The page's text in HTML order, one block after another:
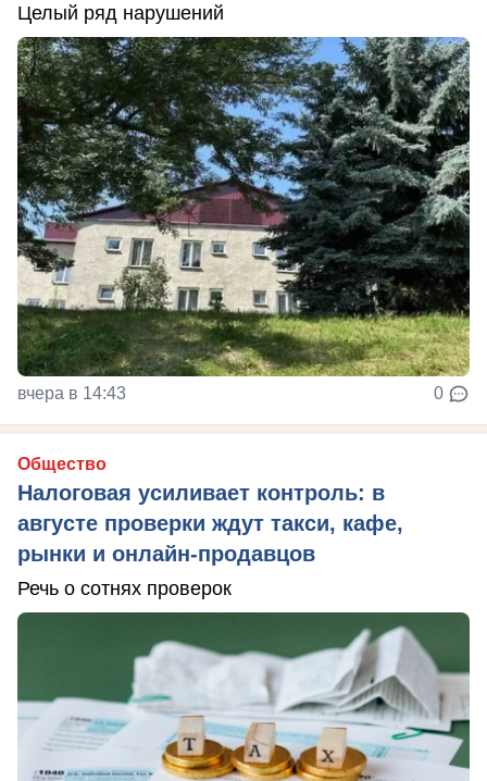
Целый ряд нарушений
вчера в 14:43 0
Общество
Налоговая усиливает контроль: в
августе проверки ждут такси, кафе,
рынки и онлайн-продавцов
Речь о сотнях проверок